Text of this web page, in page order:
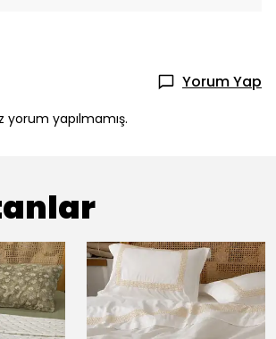
Yorum Yap
yapılmamış.